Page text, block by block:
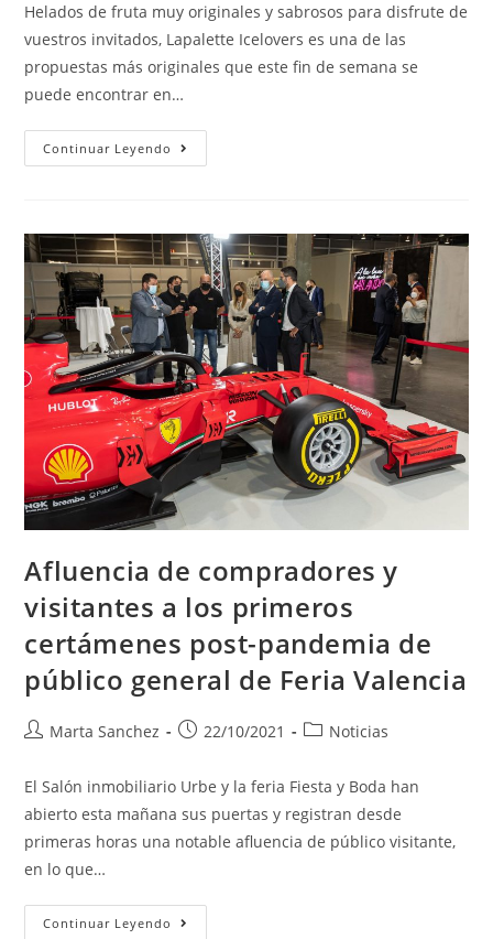
Helados de fruta muy originales y sabrosos para disfrute de
vuestros invitados, Lapalette Icelovers es una de las
propuestas más originales que este fin de semana se
puede encontrar en…
Continuar Leyendo
Afluencia de compradores y
visitantes a los primeros
certámenes post-pandemia de
público general de Feria Valencia
Marta Sanchez 22/10/2021 Noticias
El Salón inmobiliario Urbe y la feria Fiesta y Boda han
abierto esta mañana sus puertas y registran desde
primeras horas una notable afluencia de público visitante,
en lo que…
Continuar Leyendo